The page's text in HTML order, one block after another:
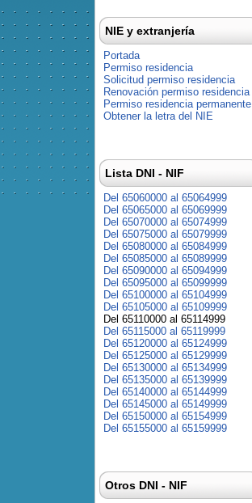
NIE y extranjería
Portada
Permiso residencia
Solicitud permiso residencia
Renovación permiso residencia
Permiso residencia permanente
Obtener la letra del NIE
Lista DNI - NIF
Del 65060000 al 65064999
Del 65065000 al 65069999
Del 65070000 al 65074999
Del 65075000 al 65079999
Del 65080000 al 65084999
Del 65085000 al 65089999
Del 65090000 al 65094999
Del 65095000 al 65099999
Del 65100000 al 65104999
Del 65105000 al 65109999
Del 65110000 al 65114999
Del 65115000 al 65119999
Del 65120000 al 65124999
Del 65125000 al 65129999
Del 65130000 al 65134999
Del 65135000 al 65139999
Del 65140000 al 65144999
Del 65145000 al 65149999
Del 65150000 al 65154999
Del 65155000 al 65159999
Otros DNI - NIF